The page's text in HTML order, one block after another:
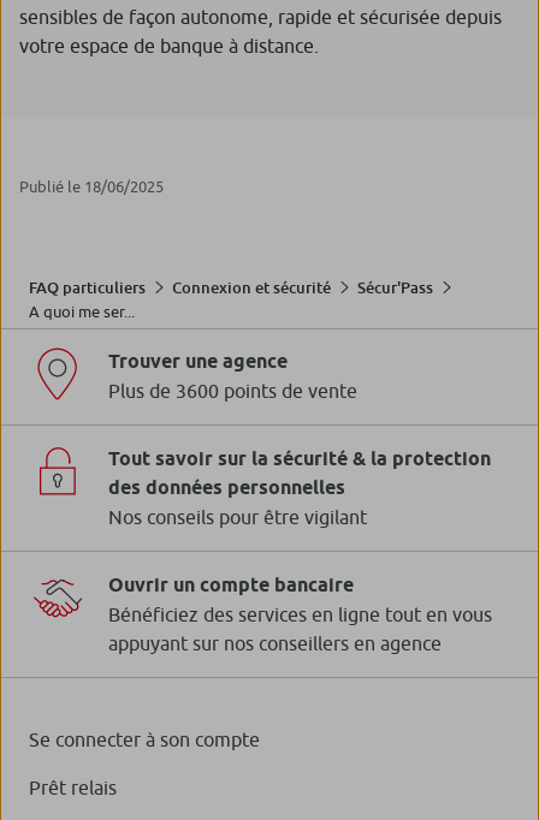
sensibles de façon autonome, rapide et sécurisée depuis
votre espace de banque à distance.
Publié le 18/06/2025
FAQ particuliers Connexion et sécurité
Sécur'Pass
A quoi me ser...
Trouver une agence
Plus de 3600 points de vente
Tout savoir sur la sécurité & la protection
des données personnelles
Nos conseils pour être vigilant
Ouvrir un compte bancaire
Bénéficiez des services en ligne tout en vous
appuyant sur nos conseillers en agence
Se connecter à son compte
Prêt relais